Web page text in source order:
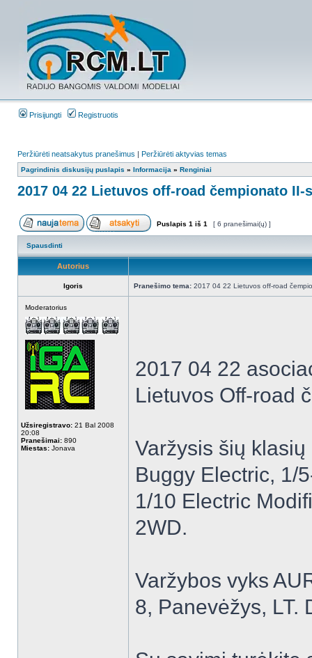
Prisijungti Registruotis
Peržiūrėti neatsakytus pranešimus | Peržiūrėti aktyvias temas
Pagrindinis diskusijų puslapis » Informacija » Renginiai
2017 04 22 Lietuvos off-road čempionato II-
Puslapis 1 iš 1 [ 6 pranešimai(ų) ]
Spausdinti
Autorius
Igoris Pranešimo tema: 2017 04 22 Lietuvos off-road
Moderatorius
Užsiregistravo: 21 Bal 2008
20:08
Pranešimai: 890
Miestas: Jonava
2017 04 22
Lietuvos Off-road
Varžysis šių
Buggy Electric, 1/
1/10 Electric
2WD.
Varžybos vyks
8, Panevėžys, LT.